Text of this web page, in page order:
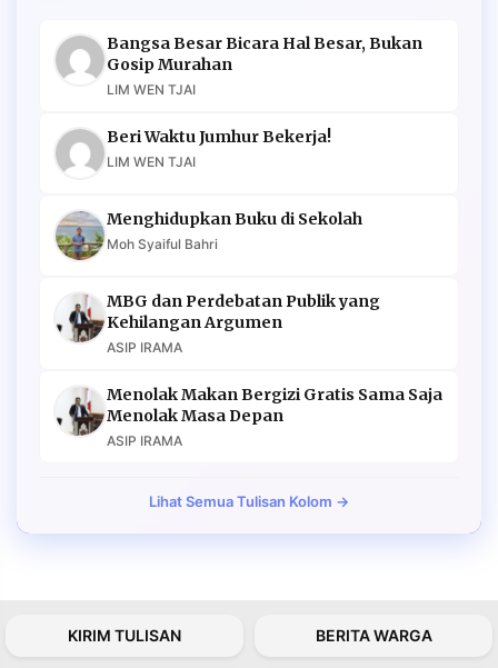
Bangsa Besar Bicara Hal Besar, Bukan
Gosip Murahan
LIM WEN TJAI
Beri Waktu Jumhur Bekerja!
LIM WEN TJAI
Menghidupkan Buku di Sekolah
Moh Syaiful Bahri
MBG dan Perdebatan Publik yang
Kehilangan Argumen
ASIP IRAMA
Menolak Makan Bergizi Gratis Sama Saja
Menolak Masa Depan
ASIP IRAMA
Lihat Semua Tulisan Kolom →
KIRIM TULISAN BERITA WARGA